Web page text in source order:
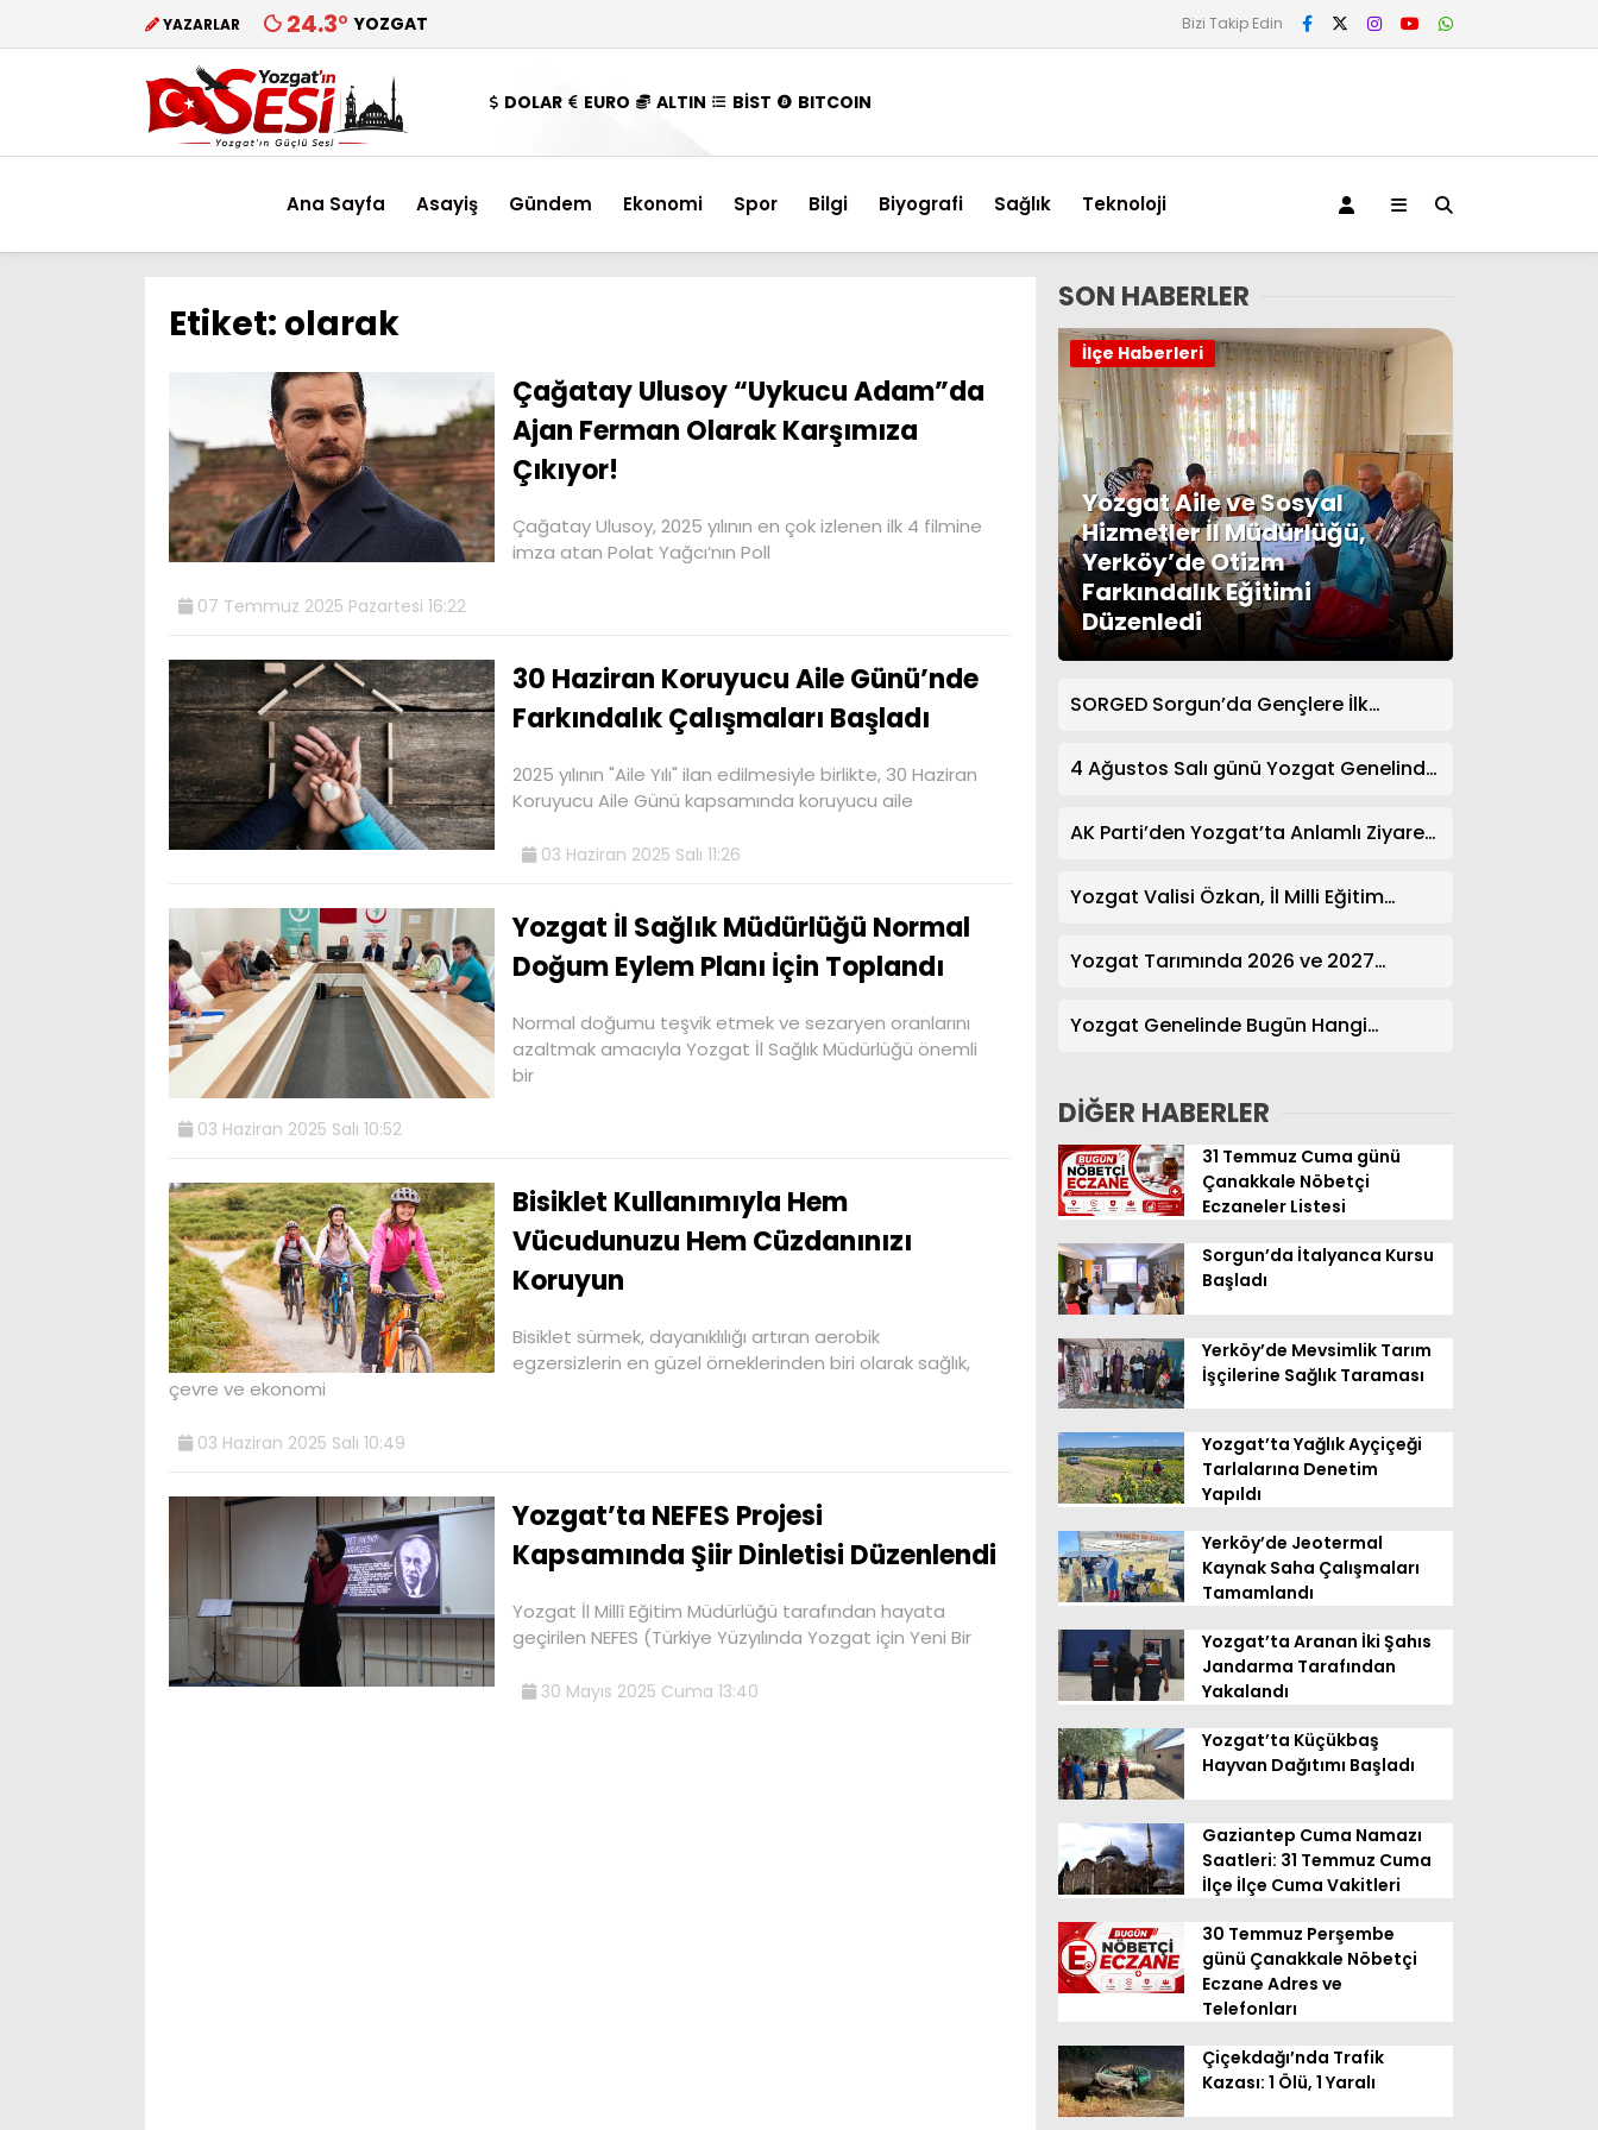
YAZARLAR 24.3° YOZGAT Bizi Takip Edin
DOLAR EURO ALTIN BİST BITCOIN
Ana Sayfa Asayiş Gündem Ekonomi Spor Bilgi Biyografi Sağlık Teknoloji
Etiket: olarak
Çağatay Ulusoy “Uykucu Adam”da
Ajan Ferman Olarak Karşımıza
Çıkıyor!
Çağatay Ulusoy, 2025 yılının en çok izlenen ilk 4 filmine
imza atan Polat Yağcı’nın Poll
07 Temmuz 2025 Pazartesi 16:22
30 Haziran Koruyucu Aile Günü’nde
Farkındalık Çalışmaları Başladı
2025 yılının "Aile Yılı" ilan edilmesiyle birlikte, 30 Haziran
Koruyucu Aile Günü kapsamında koruyucu aile
03 Haziran 2025 Salı 11:26
Yozgat İl Sağlık Müdürlüğü Normal
Doğum Eylem Planı İçin Toplandı
Normal doğumu teşvik etmek ve sezaryen oranlarını
azaltmak amacıyla Yozgat İl Sağlık Müdürlüğü önemli
bir
03 Haziran 2025 Salı 10:52
Bisiklet Kullanımıyla Hem
Vücudunuzu Hem Cüzdanınızı
Koruyun
Bisiklet sürmek, dayanıklılığı artıran aerobik
egzersizlerin en güzel örneklerinden biri olarak sağlık,
çevre ve ekonomi
03 Haziran 2025 Salı 10:49
Yozgat’ta NEFES Projesi
Kapsamında Şiir Dinletisi Düzenlendi
Yozgat İl Millî Eğitim Müdürlüğü tarafından hayata
geçirilen NEFES (Türkiye Yüzyılında Yozgat için Yeni Bir
30 Mayıs 2025 Cuma 13:40
SON HABERLER
Yozgat Aile ve Sosyal
Hizmetler İl Müdürlüğü,
Yerköy’de Otizm
Farkındalık Eğitimi
Düzenledi
İlçe Haberleri
SORGED Sorgun’da Gençlere İlk
4 Ağustos Salı günü Yozgat Genelinde
AK Parti’den Yozgat’ta Anlamlı Ziyaret!
Üyeleriyle Buluştu
Yozgat Valisi Özkan, İl Milli Eğitim
Yozgat Tarımında 2026 ve 2027
Yozgat Genelinde Bugün Hangi
DİĞER HABERLER
31 Temmuz Cuma günü
Çanakkale Nöbetçi
Eczaneler Listesi
Sorgun’da İtalyanca Kursu
Başladı
Yerköy’de Mevsimlik Tarım
İşçilerine Sağlık Taraması
Yozgat’ta Yağlık Ayçiçeği
Tarlalarına Denetim
Yapıldı
Yerköy’de Jeotermal
Kaynak Saha Çalışmaları
Tamamlandı
Yozgat’ta Aranan İki Şahıs
Jandarma Tarafından
Yakalandı
Yozgat’ta Küçükbaş
Hayvan Dağıtımı Başladı
Gaziantep Cuma Namazı
Saatleri: 31 Temmuz Cuma
İlçe İlçe Cuma Vakitleri
30 Temmuz Perşembe
günü Çanakkale Nöbetçi
Eczane Adres ve
Telefonları
Çiçekdağı’nda Trafik
Kazası: 1 Ölü, 1 Yaralı